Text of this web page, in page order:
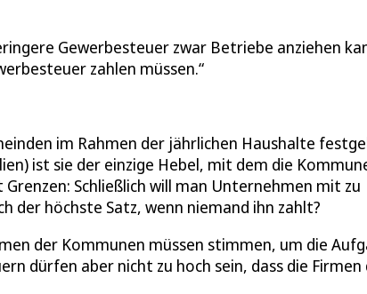
Gewerbesteuer zwar Betriebe anziehen
zahlen müssen.
im Rahmen der jährlichen Haushalte
ist sie der einzige Hebel, mit dem die
Schließlich will man Unternehmen mit zu
der höchste Satz, wenn niemand ihn zahlt?
der Kommunen müssen stimmen, um die
dürfen aber nicht zu hoch sein, dass die Firmen